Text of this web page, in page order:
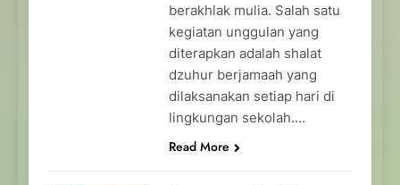
berakhlak mulia. Salah satu
kegiatan unggulan yang
diterapkan adalah shalat
dzuhur berjamaah yang
dilaksanakan setiap hari di
lingkungan sekolah….
Read More